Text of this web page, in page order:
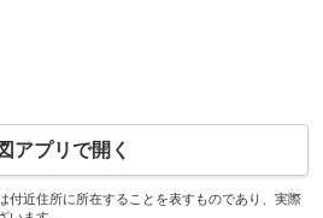
アプリで開く
近住所に所在することを表すものであり、実際